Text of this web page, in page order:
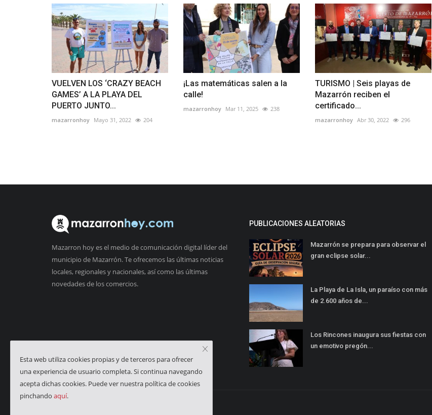
VUELVEN LOS ‘CRAZY BEACH
GAMES’ A LA PLAYA DEL
PUERTO JUNTO...
mazarronhoy Mayo 31, 2022 204
¡Las matemáticas salen a la
calle!
mazarronhoy Mar 11, 2025 238
TURISMO | Seis playas de
Mazarrón reciben el
certificado...
mazarronhoy Abr 30, 2022 296
Mazarron hoy es el medio de comunicación digital líder del
municipio de Mazarrón. Te ofrecemos las últimas noticias
locales, regionales y nacionales, así como las últimas
novedades de los comercios.
PUBLICACIONES ALEATORIAS
Mazarrón se prepara para observar el
gran eclipse solar...
La Playa de La Isla, un paraíso con más
de 2.600 años de...
Los Rincones inaugura sus fiestas con
un emotivo pregón...
Esta web utiliza cookies propias y de terceros para ofrecer
una experiencia de usuario completa. Si continua navegando
acepta dichas cookies. Puede ver nuestra política de cookies
pinchando aquí.